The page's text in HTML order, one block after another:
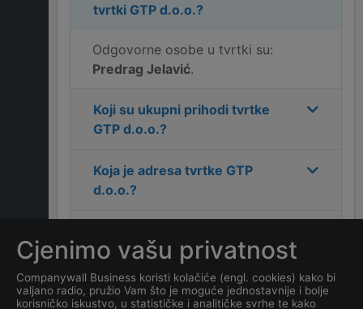
tvrtki GTP d.o.o.?
Odgovorne osobe u tvrtki su:
Predrag Jelavić.
Koji su ukupni prihodi tvrtke
GTP d.o.o.?
Koja je adresa tvrtke GTP
d.o.o.?
d.o.o.?
Koliko ima zaposlenih
Cjenimo vašu privatnost
Companywall Business koristi kolačiće (engl. cookies) kako bi
valjano radio, pružio Vam što je moguće jednostavnije i bolje
korisničko iskustvo, u statističke i analitičke svrhe te kako